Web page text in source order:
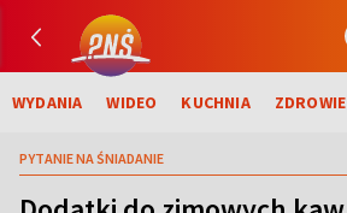
WYDANIA WIDEO KUCHNIA ZDROWIE
PYTANIE NA ŚNIADANIE